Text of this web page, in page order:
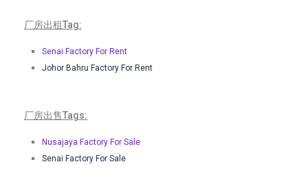
厂房出租Tag:
Senai Factory For Rent
Johor Bahru Factory For Rent
厂房出售Tags:
Nusajaya Factory For Sale
Senai Factory For Sale